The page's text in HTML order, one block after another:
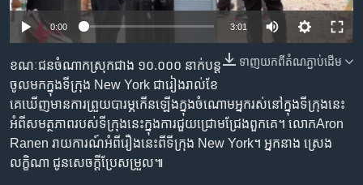
និង​
កាន់​
ទំព័រ​
ស្វែង​
រក
បណ្តាញ​សង្គម
ភាសា
0:00 3:01
ទាញ​យក​ពី​តំណភ្ជាប់​ដើម
ខណៈ​ជន​ចំណាក​ស្រុក​ជាង ១០.០០០ នាក់​បន្ត​
ចូល​មក​ក្នុង​ទីក្រុង New York ជា​រៀងរាល់​ខែ
គេ​ឃើញ​មាន​ការ​ព្រួយ​បារម្ភ​កើនឡើង​ក្នុង​ចំណោម​អ្នក​រស់នៅ​ក្នុង​ទីក្រុង​នេះ​
អំពី​សមត្ថភាព​របស់​ទីក្រុង​នេះ​ក្នុង​ការ​ជួយ​ជ្រោមជ្រែង​ពួកគេ។ លោកAron
Ranen រាយការណ៍​អំពី​រឿង​នេះ​ពី​ទីក្រុង New York។ អ្នកនាង ស្រេង
លក្ខិណា ជូន​សេចក្តី​ប្រែសម្រួល៕